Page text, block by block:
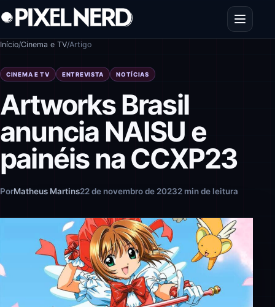
Pular para o conteúdo
Abrir
Início/Cinema e TV/Artigo
CINEMA E TV ENTREVISTA NOTÍCIAS
Artworks Brasil
anuncia NAISU e
painéis na CCXP23
PorMatheus Martins22 de novembro de 20232 min de leitura